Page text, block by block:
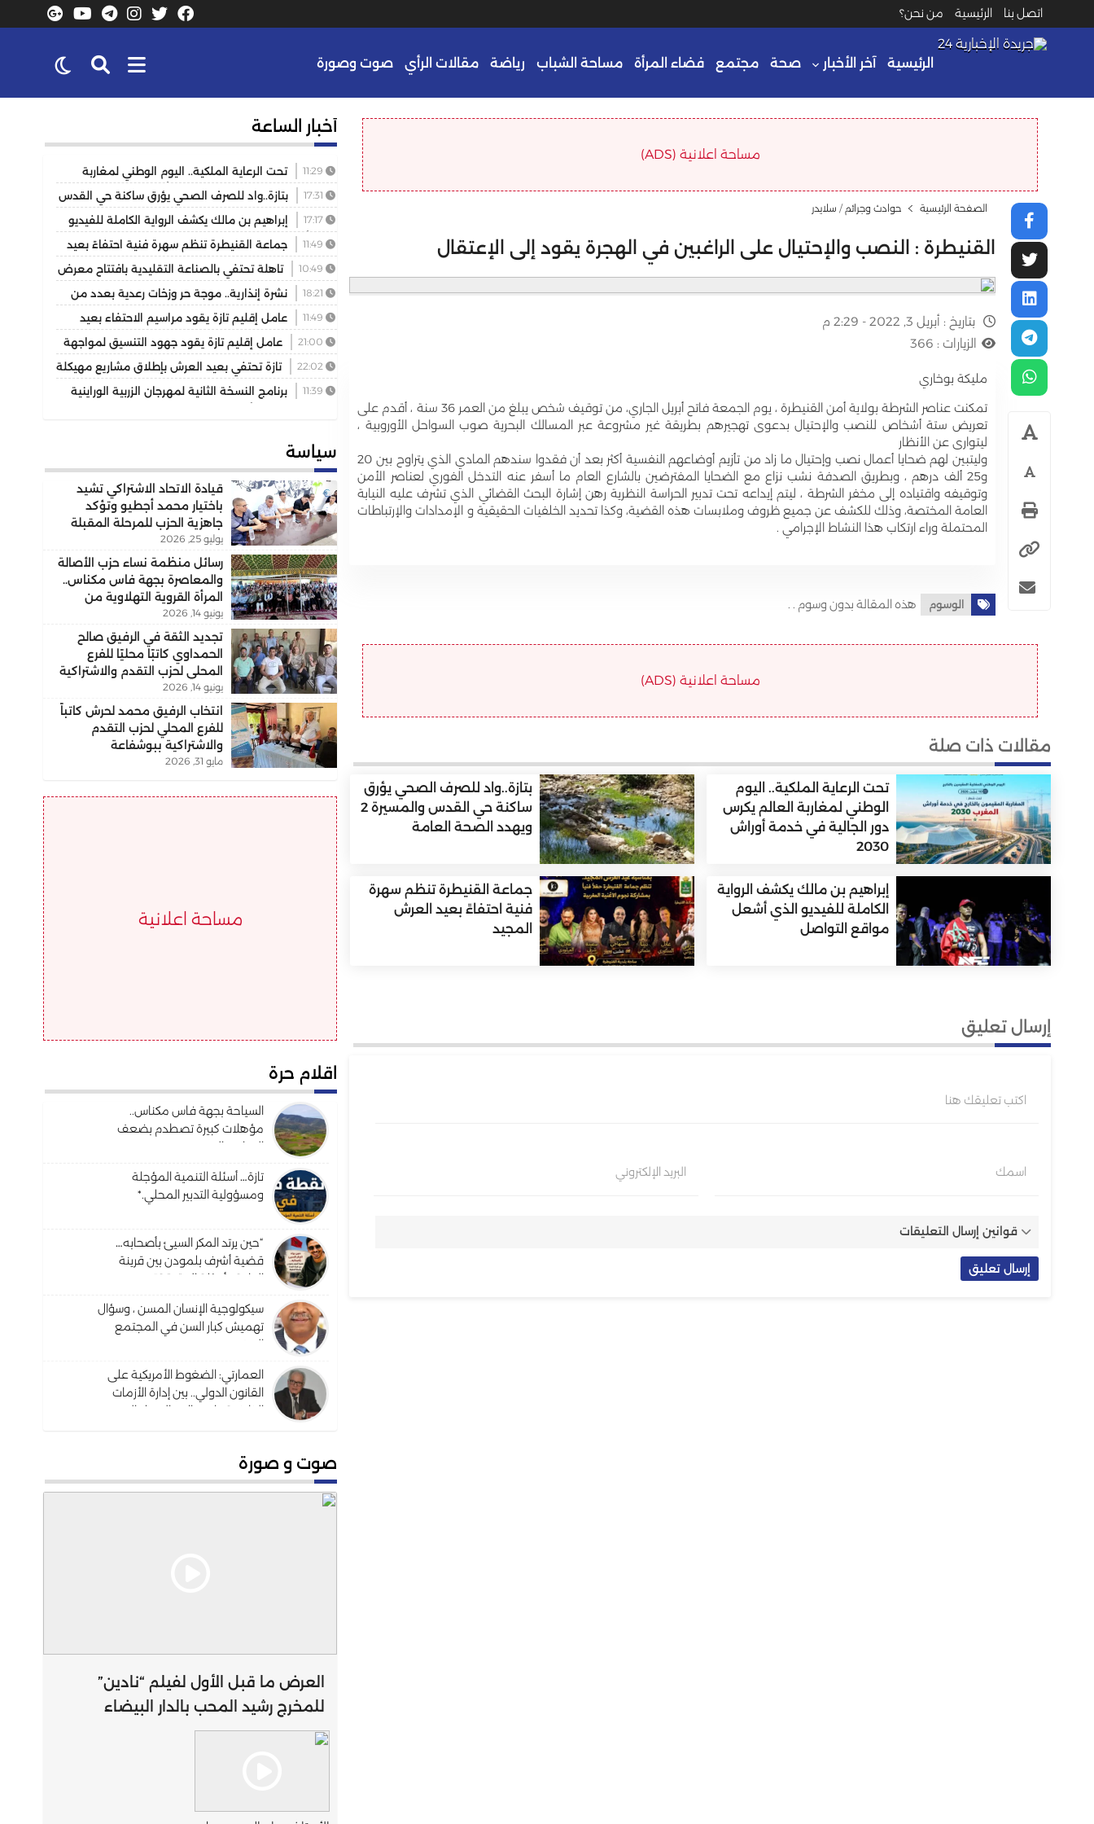
اتصل بنا الرئيسية من نحن؟
الرئيسية آخر الأخبار صحة مجتمع فضاء المرأة مساحة الشباب رياضة مقالات الرأي صوت وصورة
مساحة اعلانية (ADS)
الصفحة الرئيسية حوادث وجرائم/ سلايدر
القنيطرة : النصب والإحتيال على الراغبين في الهجرة يقود إلى الإعتقال
بتاريخ : أبريل 3, 2022 - 2:29 م
الزيارات : 366
مليكة بوخاري
تمكنت عناصر الشرطة بولاية أمن القنيطرة ، يوم الجمعة فاتح أبريل الجاري، من توقيف شخص يبلغ من العمر 36 سنة ، أقدم على
تعريض ستة أشخاص للنصب والإحتيال بدعوى تهجيرهم بطريقة غير مشروعة عبر المسالك البحرية صوب السواحل الأوروبية ،
ليتوارى عن الأنظار
وليتبين لهم ضحايا أعمال نصب وإحتيال ما زاد من تأزيم أوضاعهم النفسية أكثر بعد أن فقدوا سندهم المادي الذي يتراوح بين 20
و25 ألف درهم ، وبطريق الصدفة نشب نزاع مع الضحايا المفترضين بالشارع العام ما أسفر عنه التدخل الفوري لعناصر الأمن
وتوقيفه واقتياده إلى مخفر الشرطة ، ليتم إيداعه تحت تدبير الحراسة النظرية رهن إشارة البحث القضائي الذي تشرف عليه النيابة
العامة المختصة، وذلك للكشف عن جميع ظروف وملابسات هذه القضية، وكذا تحديد الخلفيات الحقيقية و الإمدادات والإرتباطات
المحتملة وراء ارتكاب هذا النشاط الإجرامي .
الوسوم هذه المقالة بدون وسوم . .
مساحة اعلانية (ADS)
مقالات ذات صلة
تحت الرعاية الملكية.. اليوم
الوطني لمغاربة العالم يكرس
دور الجالية في خدمة أوراش
2030
بتازة..واد للصرف الصحي يؤرق
ساكنة حي القدس والمسيرة 2
ويهدد الصحة العامة
إبراهيم بن مالك يكشف الرواية
الكاملة للفيديو الذي أشعل
مواقع التواصل
جماعة القنيطرة تنظم سهرة
فنية احتفاءً بعيد العرش
المجيد
إرسال تعليق
اكتب تعليقك هنا
اسمك البريد الإلكتروني
قوانين إرسال التعليقات
أخبار الساعة
11:29
تحت الرعاية الملكية.. اليوم الوطني لمغاربة
العالم يكرس دور الجالية في خدمة أوراش 2030
17:31
بتازة..واد للصرف الصحي يؤرق ساكنة حي القدس
والمسيرة 2 ويهدد الصحة العامة
17:17
إبراهيم بن مالك يكشف الرواية الكاملة للفيديو
الذي أشعل مواقع التواصل
11:49
جماعة القنيطرة تنظم سهرة فنية احتفاءً بعيد
العرش المجيد
10:49
تاهلة تحتفي بالصناعة التقليدية بافتتاح معرض
للمنتوجات المحلية بمشاركة عارضين من مختلف جهات
المملكة
18:21
نشرة إنذارية.. موجة حر وزخات رعدية بعدد من
مناطق المملكة
11:49
عامل إقليم تازة يقود مراسيم الاحتفاء بعيد
العرش ويكرم موظفين بتوشيحات ملكية
21:00
عامل إقليم تازة يقود جهود التنسيق لمواجهة
حريق غابوي بتغزراتين
22:02
تازة تحتفي بعيد العرش بإطلاق مشاريع مهيكلة
تعزز التنمية المجالية
11:39
برنامج النسخة الثانية لمهرجان الزربية الوراينية
سياسة
قيادة الاتحاد الاشتراكي تشيد
باختيار محمد أجطيو وتؤكد
جاهزية الحزب للمرحلة المقبلة
يوليو 25, 2026
رسائل منظمة نساء حزب الأصالة
والمعاصرة بجهة فاس مكناس..
المرأة القروية التهلاوية من
الفاعل الاجتماعي إلى الشريك
التنموي..
يونيو 14, 2026
تجديد الثقة في الرفيق صالح
الحمداوي كاتبًا محليًا للفرع
المحلي لحزب التقدم والاشتراكية
بسيدي علي بورقبة
يونيو 14, 2026
انتخاب الرفيق محمد لحرش كاتباً
للفرع المحلي لحزب التقدم
والاشتراكية ببوشفاعة
مايو 31, 2026
مساحة اعلانية
اقلام حرة
السياحة بجهة فاس مكناس..
مؤهلات كبيرة تصطدم بضعف
البنيات والترويج
تازة… أسئلة التنمية المؤجلة
ومسؤولية التدبير المحلي.*
“حين يرتد المكر السيئ بأصحابه…
قضية أشرف بلمودن بين قرينة
البراءة وأسئلة الحقيقة”.
سيكولوجية الإنسان المسن ، وسؤال
تهميش كبار السن في المجتمع
المغربي ؟
العمارتي: الضغوط الأمريكية على
القانون الدولي.. بين إدارة الأزمات
الظرفية واحتمالات التحول البنيوي
صوت و صورة
العرض ما قبل الأول لفيلم “نادين”
للمخرج رشيد المحب بالدار البيضاء